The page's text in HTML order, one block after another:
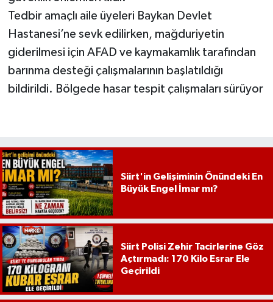
Tedbir amaçlı aile üyeleri Baykan Devlet
Hastanesi’ne sevk edilirken, mağduriyetin
giderilmesi için AFAD ve kaymakamlık tarafından
barınma desteği çalışmalarının başlatıldığı
bildirildi. Bölgede hasar tespit çalışmaları sürüyor
Siirt'in Gelişiminin Önündeki En
Büyük Engel İmar mı?
Siirt Polisi Zehir Tacirlerine Göz
Açtırmadı: 170 Kilo Esrar Ele
Geçirildi